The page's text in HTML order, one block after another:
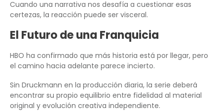
Cuando una narrativa nos desafía a cuestionar esas
certezas, la reacción puede ser visceral.
El Futuro de una Franquicia
HBO ha confirmado que más historia está por llegar, pero
el camino hacia adelante parece incierto.
Sin Druckmann en la producción diaria, la serie deberá
encontrar su propio equilibrio entre fidelidad al material
original y evolución creativa independiente.